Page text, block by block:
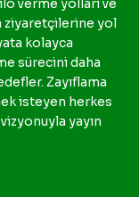
verme yolları ve
ziyaretçilerine yol
kolayca
sürecini daha
Zayıflama
isteyen herkes
yayın